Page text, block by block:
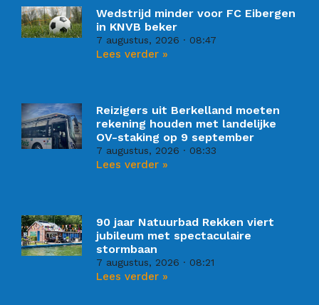
Wedstrijd minder voor FC Eibergen
in KNVB beker
7 augustus, 2026 08:47
Lees verder »
Reizigers uit Berkelland moeten
rekening houden met landelijke
OV-staking op 9 september
7 augustus, 2026 08:33
Lees verder »
90 jaar Natuurbad Rekken viert
jubileum met spectaculaire
stormbaan
7 augustus, 2026 08:21
Lees verder »